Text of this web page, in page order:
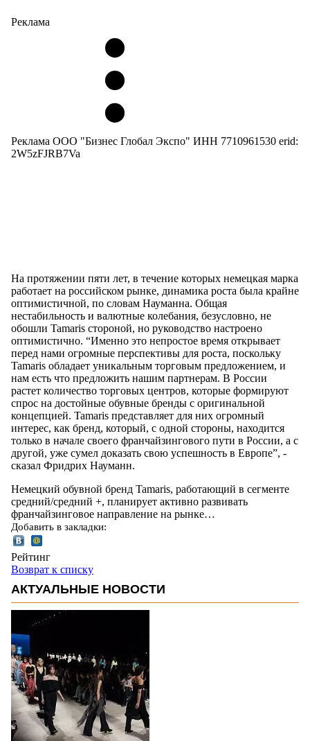
Реклама
Реклама ООО "Бизнес Глобал Экспо" ИНН 7710961530 erid:
2W5zFJRB7Va
На протяжении пяти лет, в течение которых немецкая марка
работает на российском рынке, динамика роста была крайне
оптимистичной, по словам Науманна. Общая
нестабильность и валютные колебания, безусловно, не
обошли Tamaris стороной, но руководство настроено
оптимистично. “Именно это непростое время открывает
перед нами огромные перспективы для роста, поскольку
Tamaris обладает уникальным торговым предложением, и
нам есть что предложить нашим партнерам. В России
растет количество торговых центров, которые формируют
спрос на достойные обувные бренды с оригинальной
концепцией. Tamaris представляет для них огромный
интерес, как бренд, который, с одной стороны, находится
только в начале своего франчайзингового пути в России, а с
другой, уже сумел доказать свою успешность в Европе”, -
сказал Фридрих Науманн.
Немецкий обувной бренд Tamaris, работающий в сегменте
средний/средний +, планирует активно развивать
франчайзинговое направление на рынке…
Добавить в закладки:
Рейтинг
Возврат к списку
АКТУАЛЬНЫЕ НОВОСТИ